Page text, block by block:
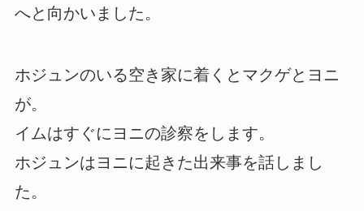
へと向かいました。
ホジュンのいる空き家に着くとマクゲとヨニ
が。
イムはすぐにヨニの診察をします。
ホジュンはヨニに起きた出来事を話しまし
た。